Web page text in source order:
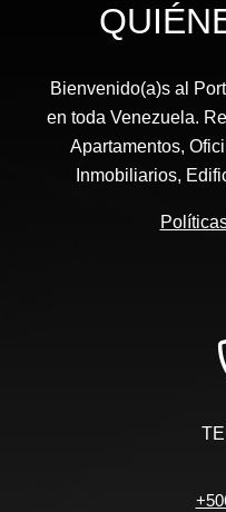
Bienvenido(a)s al
en toda Venezuela.
Apartamentos,
Inmobiliarios,